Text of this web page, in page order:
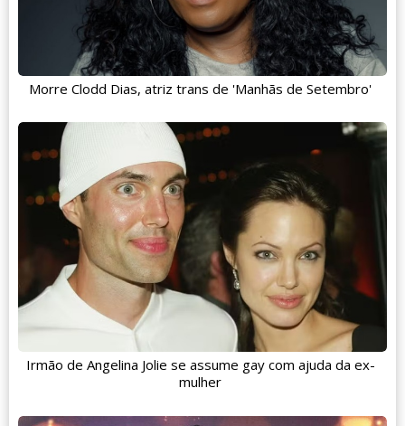
Morre Clodd Dias, atriz trans de 'Manhãs de Setembro'
Irmão de Angelina Jolie se assume gay com ajuda da ex-
mulher